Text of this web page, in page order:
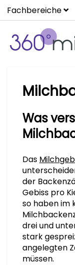
Fachbereiche
Was
Das
der
Gebiss pro
so haben im
drei und
stark
angelegten
müssen.